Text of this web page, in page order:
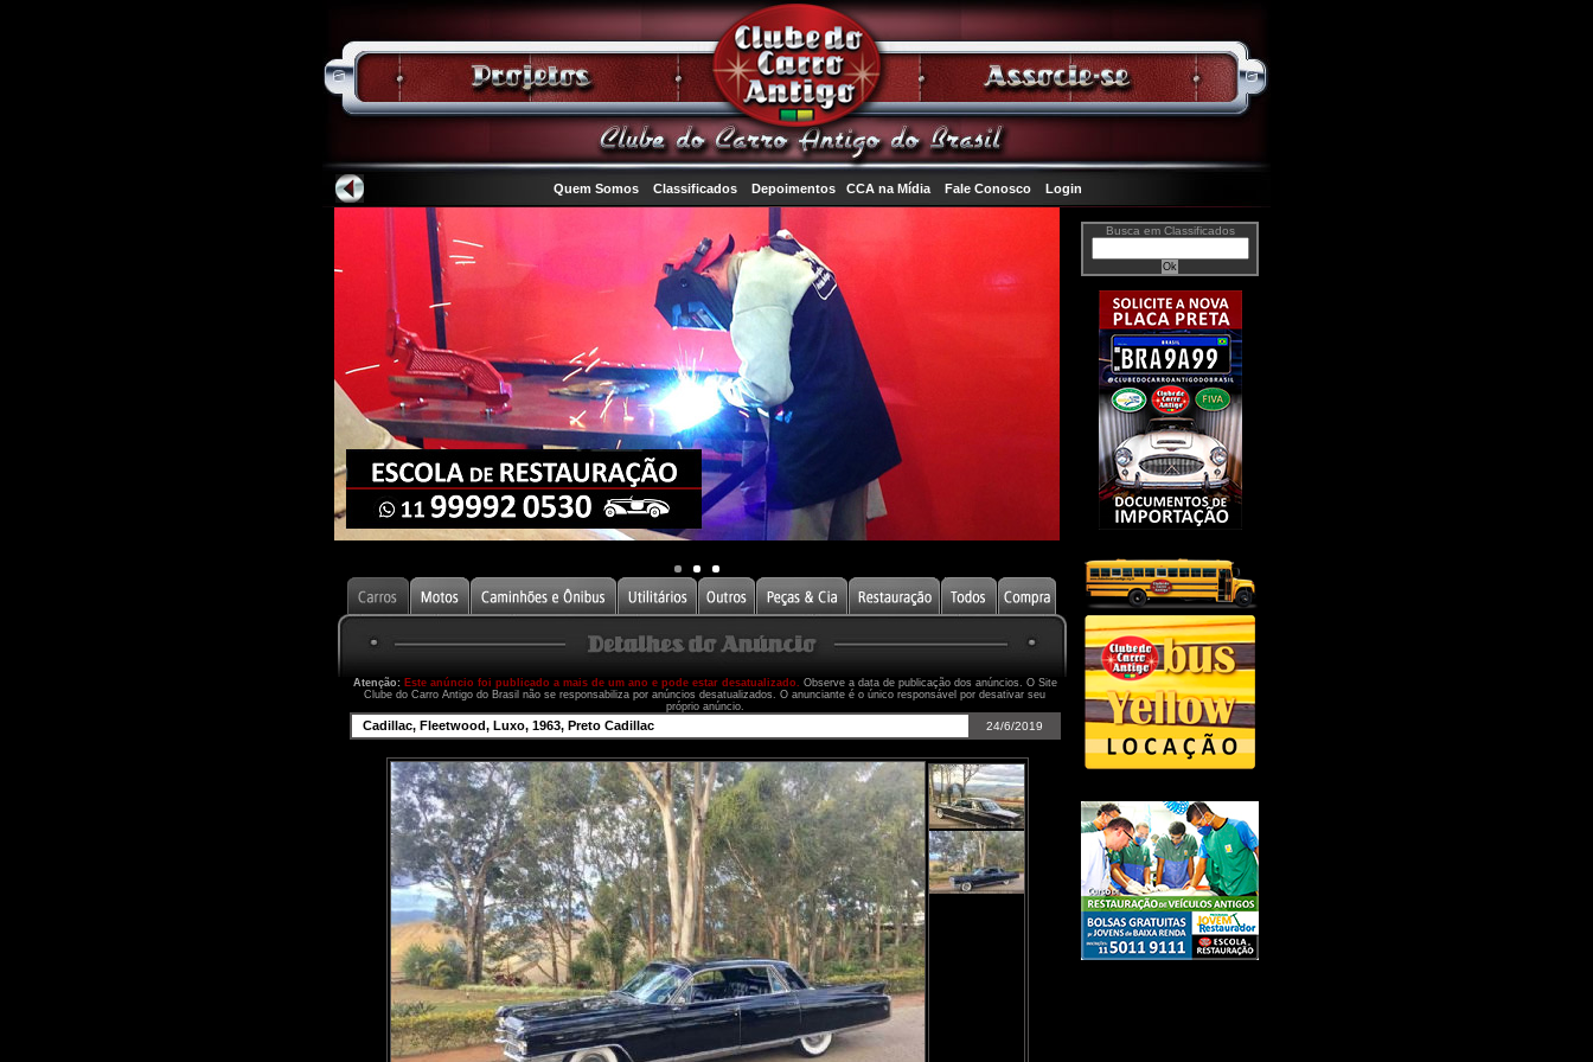
Quem Somos Classificados Depoimentos CCA na Mídia Fale Conosco Login
Atenção: Este anúncio foi publicado a mais de um ano e pode estar desatualizado. Observe a data de publicação dos anúncios. O Site
Clube do Carro Antigo do Brasil não se responsabiliza por anúncios desatualizados. O anunciante é o único responsável por desativar seu
próprio anúncio.
Cadillac, Fleetwood, Luxo, 1963, Preto Cadillac 24/6/2019
Busca em Classificados